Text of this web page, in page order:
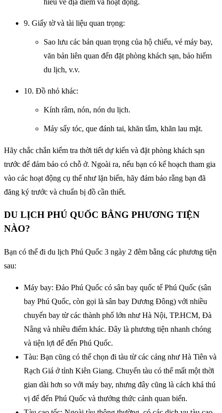
9. Giấy tờ và tài liệu quan trọng:
Sao lưu các bản quan trọng của hộ chiếu, vé máy bay,
văn bản liên quan đến đặt phòng khách sạn, bảo hiểm
du lịch, v.v.
10. Đồ nhỏ khác:
Kính râm, nón, nón du lịch.
Máy sấy tóc, que đánh tai, khăn tắm, khăn lau mặt.
Hãy chắc chắn kiểm tra thời tiết dự kiến và đặt phòng khách sạn
trước để đảm bảo có chỗ ở. Ngoài ra, nếu bạn có kế hoạch tham gia
vào các hoạt động cụ thể như lặn biển, hãy đảm bảo rằng bạn đã
đăng ký trước và chuẩn bị đồ cần thiết.
DU LỊCH PHÚ QUỐC BẰNG PHƯƠNG TIỆN
NÀO?
Bạn có thể đi du lịch Phú Quốc 3 ngày 2 đêm bằng các phương tiện
sau:
Máy bay: Đảo Phú Quốc có sân bay quốc tế Phú Quốc (sân
bay Phú Quốc, còn gọi là sân bay Dương Đông) với nhiều
chuyến bay từ các thành phố lớn như Hà Nội, TP.HCM, Đà
Nẵng và nhiều điểm khác. Đây là phương tiện nhanh chóng
và tiện lợi để đến Phú Quốc.
Tàu: Bạn cũng có thể chọn đi tàu từ các cảng như Hà Tiên và
Rạch Giá ở tỉnh Kiên Giang. Chuyến tàu có thể mất một thời
gian dài hơn so với máy bay, nhưng đây cũng là cách khá thú
vị để đến Phú Quốc và thưởng thức cảnh quan biển.